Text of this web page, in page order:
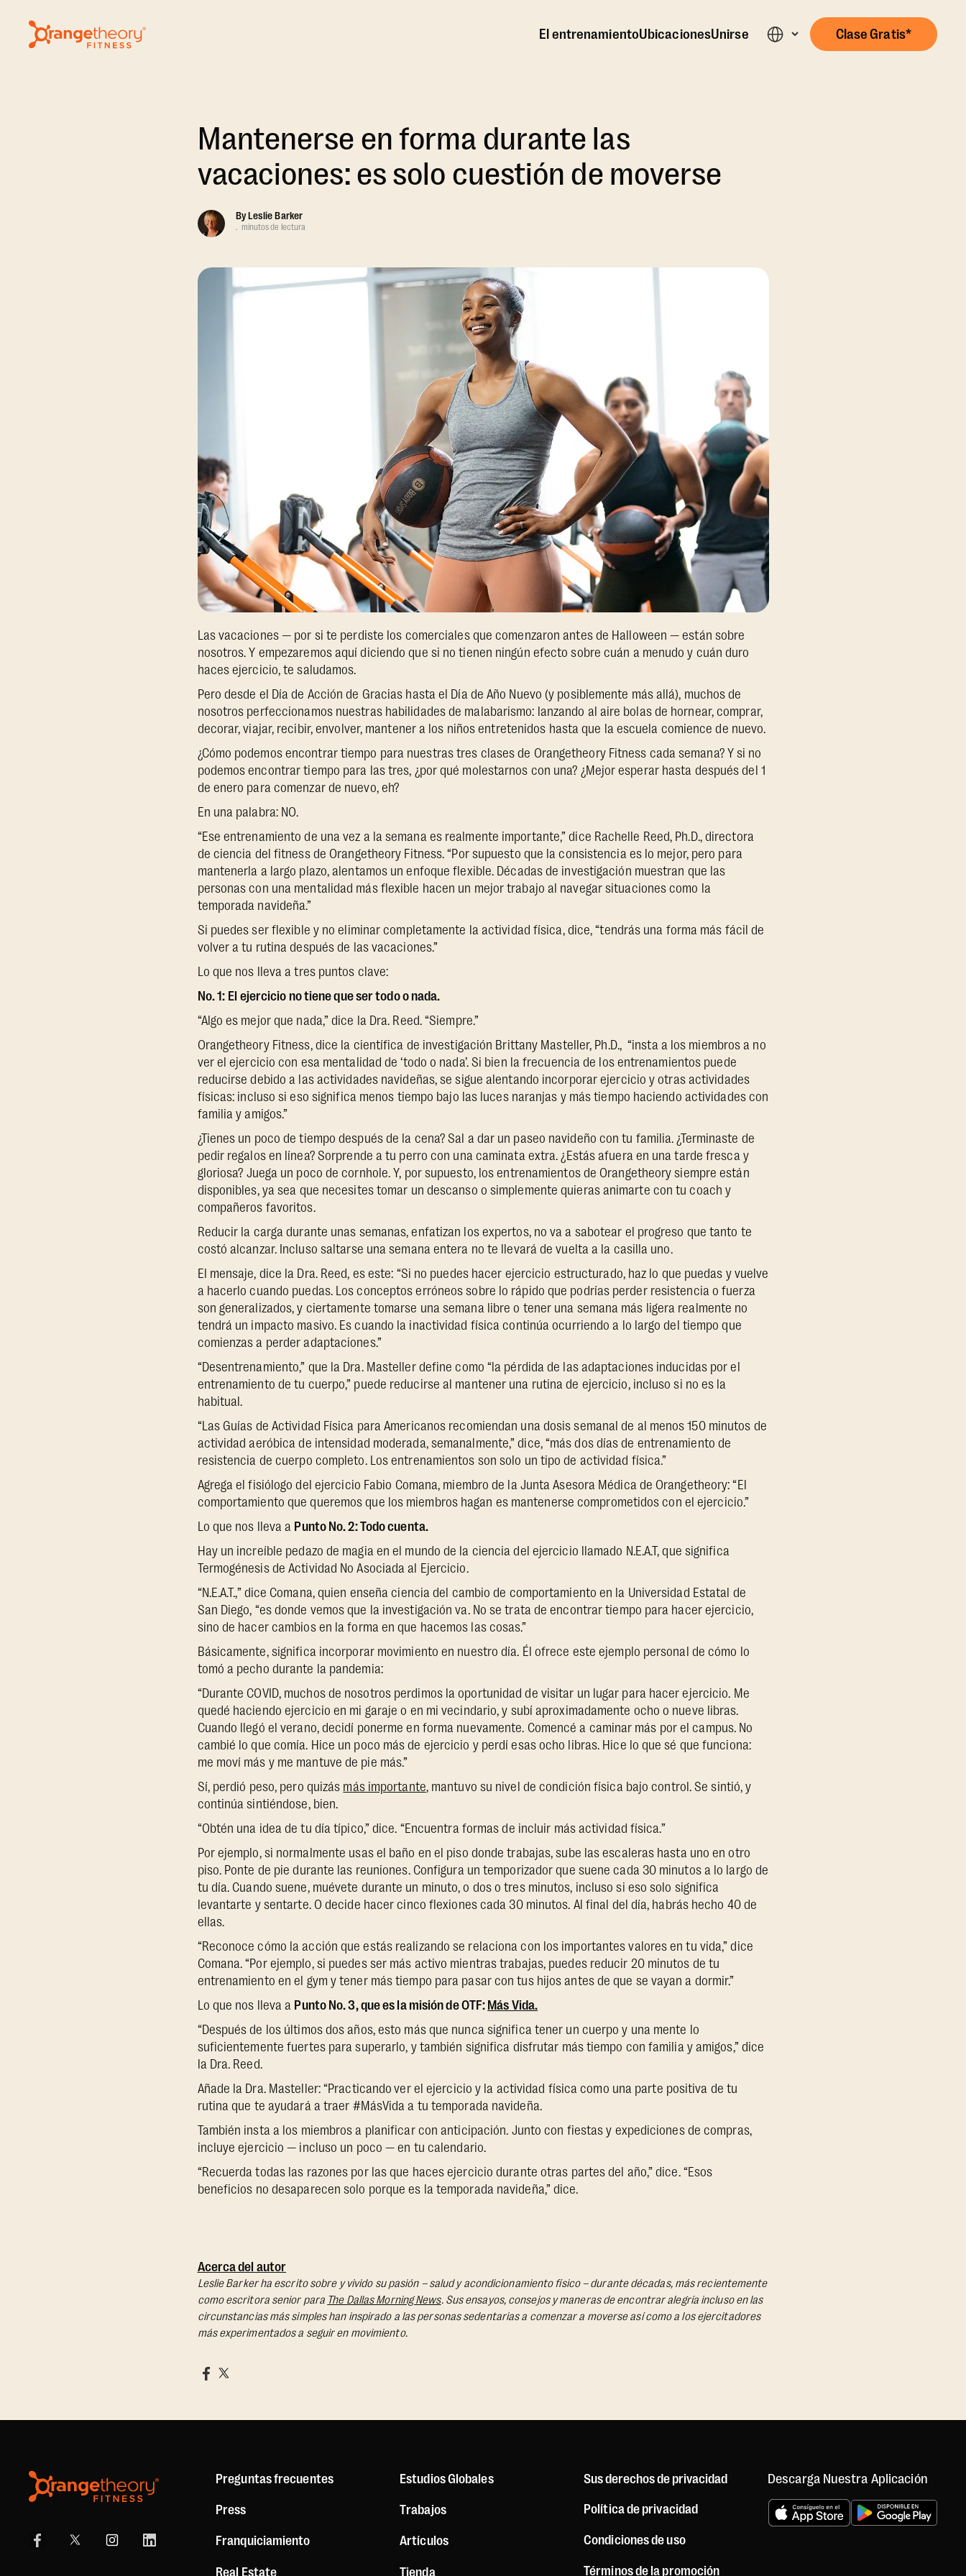
El entrenamientoUbicacionesUnirse Clase Gratis*
Mantenerse en forma durante las
vacaciones: es solo cuestión de moverse
By Leslie Barker
. minutos de lectura
Las vacaciones — por si te perdiste los comerciales que comenzaron antes de Halloween — están sobre
nosotros. Y empezaremos aquí diciendo que si no tienen ningún efecto sobre cuán a menudo y cuán duro
haces ejercicio, te saludamos.
Pero desde el Día de Acción de Gracias hasta el Día de Año Nuevo (y posiblemente más allá), muchos de
nosotros perfeccionamos nuestras habilidades de malabarismo: lanzando al aire bolas de hornear, comprar,
decorar, viajar, recibir, envolver, mantener a los niños entretenidos hasta que la escuela comience de nuevo.
¿Cómo podemos encontrar tiempo para nuestras tres clases de Orangetheory Fitness cada semana? Y si no
podemos encontrar tiempo para las tres, ¿por qué molestarnos con una? ¿Mejor esperar hasta después del 1
de enero para comenzar de nuevo, eh?
En una palabra: NO.
“Ese entrenamiento de una vez a la semana es realmente importante,” dice Rachelle Reed, Ph.D., directora
de ciencia del fitness de Orangetheory Fitness. “Por supuesto que la consistencia es lo mejor, pero para
mantenerla a largo plazo, alentamos un enfoque flexible. Décadas de investigación muestran que las
personas con una mentalidad más flexible hacen un mejor trabajo al navegar situaciones como la
temporada navideña.”
Si puedes ser flexible y no eliminar completamente la actividad física, dice, “tendrás una forma más fácil de
volver a tu rutina después de las vacaciones.”
Lo que nos lleva a tres puntos clave:
No. 1: El ejercicio no tiene que ser todo o nada.
“Algo es mejor que nada,” dice la Dra. Reed. “Siempre.”
Orangetheory Fitness, dice la científica de investigación Brittany Masteller, Ph.D., “insta a los miembros a no
ver el ejercicio con esa mentalidad de ‘todo o nada’. Si bien la frecuencia de los entrenamientos puede
reducirse debido a las actividades navideñas, se sigue alentando incorporar ejercicio y otras actividades
físicas: incluso si eso significa menos tiempo bajo las luces naranjas y más tiempo haciendo actividades con
familia y amigos.”
¿Tienes un poco de tiempo después de la cena? Sal a dar un paseo navideño con tu familia. ¿Terminaste de
pedir regalos en línea? Sorprende a tu perro con una caminata extra. ¿Estás afuera en una tarde fresca y
gloriosa? Juega un poco de cornhole. Y, por supuesto, los entrenamientos de Orangetheory siempre están
disponibles, ya sea que necesites tomar un descanso o simplemente quieras animarte con tu coach y
compañeros favoritos.
Reducir la carga durante unas semanas, enfatizan los expertos, no va a sabotear el progreso que tanto te
costó alcanzar. Incluso saltarse una semana entera no te llevará de vuelta a la casilla uno.
El mensaje, dice la Dra. Reed, es este: “Si no puedes hacer ejercicio estructurado, haz lo que puedas y vuelve
a hacerlo cuando puedas. Los conceptos erróneos sobre lo rápido que podrías perder resistencia o fuerza
son generalizados, y ciertamente tomarse una semana libre o tener una semana más ligera realmente no
tendrá un impacto masivo. Es cuando la inactividad física continúa ocurriendo a lo largo del tiempo que
comienzas a perder adaptaciones.”
“Desentrenamiento,” que la Dra. Masteller define como “la pérdida de las adaptaciones inducidas por el
entrenamiento de tu cuerpo,” puede reducirse al mantener una rutina de ejercicio, incluso si no es la
habitual.
“Las Guías de Actividad Física para Americanos recomiendan una dosis semanal de al menos 150 minutos de
actividad aeróbica de intensidad moderada, semanalmente,” dice, “más dos días de entrenamiento de
resistencia de cuerpo completo. Los entrenamientos son solo un tipo de actividad física.”
Agrega el fisiólogo del ejercicio Fabio Comana, miembro de la Junta Asesora Médica de Orangetheory: “El
comportamiento que queremos que los miembros hagan es mantenerse comprometidos con el ejercicio.”
Lo que nos lleva a Punto No. 2: Todo cuenta.
Hay un increíble pedazo de magia en el mundo de la ciencia del ejercicio llamado N.E.A.T, que significa
Termogénesis de Actividad No Asociada al Ejercicio.
“N.E.A.T.,” dice Comana, quien enseña ciencia del cambio de comportamiento en la Universidad Estatal de
San Diego, “es donde vemos que la investigación va. No se trata de encontrar tiempo para hacer ejercicio,
sino de hacer cambios en la forma en que hacemos las cosas.”
Básicamente, significa incorporar movimiento en nuestro día. Él ofrece este ejemplo personal de cómo lo
tomó a pecho durante la pandemia:
“Durante COVID, muchos de nosotros perdimos la oportunidad de visitar un lugar para hacer ejercicio. Me
quedé haciendo ejercicio en mi garaje o en mi vecindario, y subí aproximadamente ocho o nueve libras.
Cuando llegó el verano, decidí ponerme en forma nuevamente. Comencé a caminar más por el campus. No
cambié lo que comía. Hice un poco más de ejercicio y perdí esas ocho libras. Hice lo que sé que funciona:
me moví más y me mantuve de pie más.”
Sí, perdió peso, pero quizás más importante, mantuvo su nivel de condición física bajo control. Se sintió, y
continúa sintiéndose, bien.
“Obtén una idea de tu día típico,” dice. “Encuentra formas de incluir más actividad física.”
Por ejemplo, si normalmente usas el baño en el piso donde trabajas, sube las escaleras hasta uno en otro
piso. Ponte de pie durante las reuniones. Configura un temporizador que suene cada 30 minutos a lo largo de
tu día. Cuando suene, muévete durante un minuto, o dos o tres minutos, incluso si eso solo significa
levantarte y sentarte. O decide hacer cinco flexiones cada 30 minutos. Al final del día, habrás hecho 40 de
ellas.
“Reconoce cómo la acción que estás realizando se relaciona con los importantes valores en tu vida,” dice
Comana. “Por ejemplo, si puedes ser más activo mientras trabajas, puedes reducir 20 minutos de tu
entrenamiento en el gym y tener más tiempo para pasar con tus hijos antes de que se vayan a dormir.”
Lo que nos lleva a Punto No. 3, que es la misión de OTF: Más Vida.
“Después de los últimos dos años, esto más que nunca significa tener un cuerpo y una mente lo
suficientemente fuertes para superarlo, y también significa disfrutar más tiempo con familia y amigos,” dice
la Dra. Reed.
Añade la Dra. Masteller: “Practicando ver el ejercicio y la actividad física como una parte positiva de tu
rutina que te ayudará a traer #MásVida a tu temporada navideña.
También insta a los miembros a planificar con anticipación. Junto con fiestas y expediciones de compras,
incluye ejercicio — incluso un poco — en tu calendario.
“Recuerda todas las razones por las que haces ejercicio durante otras partes del año,” dice. “Esos
beneficios no desaparecen solo porque es la temporada navideña,” dice.
Acerca del autor
Leslie Barker ha escrito sobre y vivido su pasión – salud y acondicionamiento físico – durante décadas, más recientemente
como escritora senior para The Dallas Morning News. Sus ensayos, consejos y maneras de encontrar alegría incluso en las
circunstancias más simples han inspirado a las personas sedentarias a comenzar a moverse así como a los ejercitadores
más experimentados a seguir en movimiento.
Preguntas frecuentes
Press
Franquiciamiento
Real Estate
Estudios Globales
Trabajos
Artículos
Tienda
Sus derechos de privacidad
Política de privacidad
Condiciones de uso
Términos de la promoción
Descarga Nuestra Aplicación